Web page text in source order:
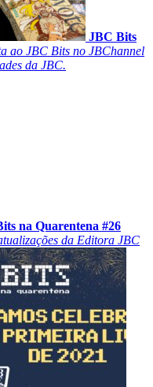
JBC Bits
ao JBC Bits no JBChannel
da JBC.
na Quarentena #26
da Editora JBC